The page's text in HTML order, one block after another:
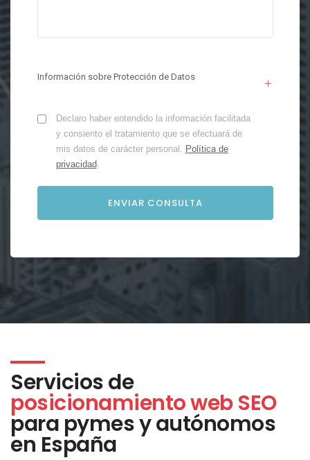
Información sobre Protección de Datos
Declaro haber entendido la información facilitada
y consiento el tratamiento que se efectuará de
mis datos de carácter personal. Política de
privacidad.
Servicios de
posicionamiento web SEO
para pymes y autónomos
en España